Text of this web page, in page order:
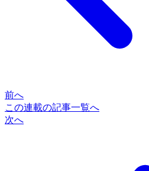
前へ
この連載の記事一覧へ
次へ